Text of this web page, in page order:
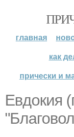
главная
как
прически и
Евдокия